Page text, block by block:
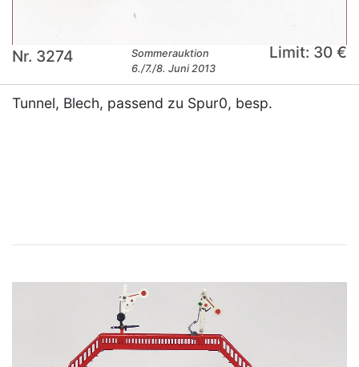
Nr. 3274
Sommerauktion
6./7./8. Juni 2013
Limit: 30 €
Tunnel, Blech, passend zu Spur0, besp.